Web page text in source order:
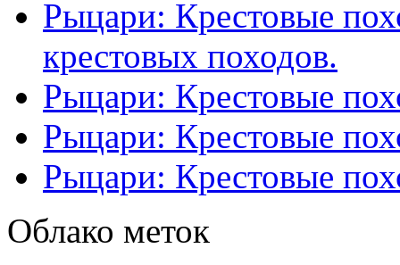
Рыцари: Крестовые
крестовых походов.
Рыцари: Крестовые
Рыцари: Крестовые
Рыцари: Крестовые
Облако меток